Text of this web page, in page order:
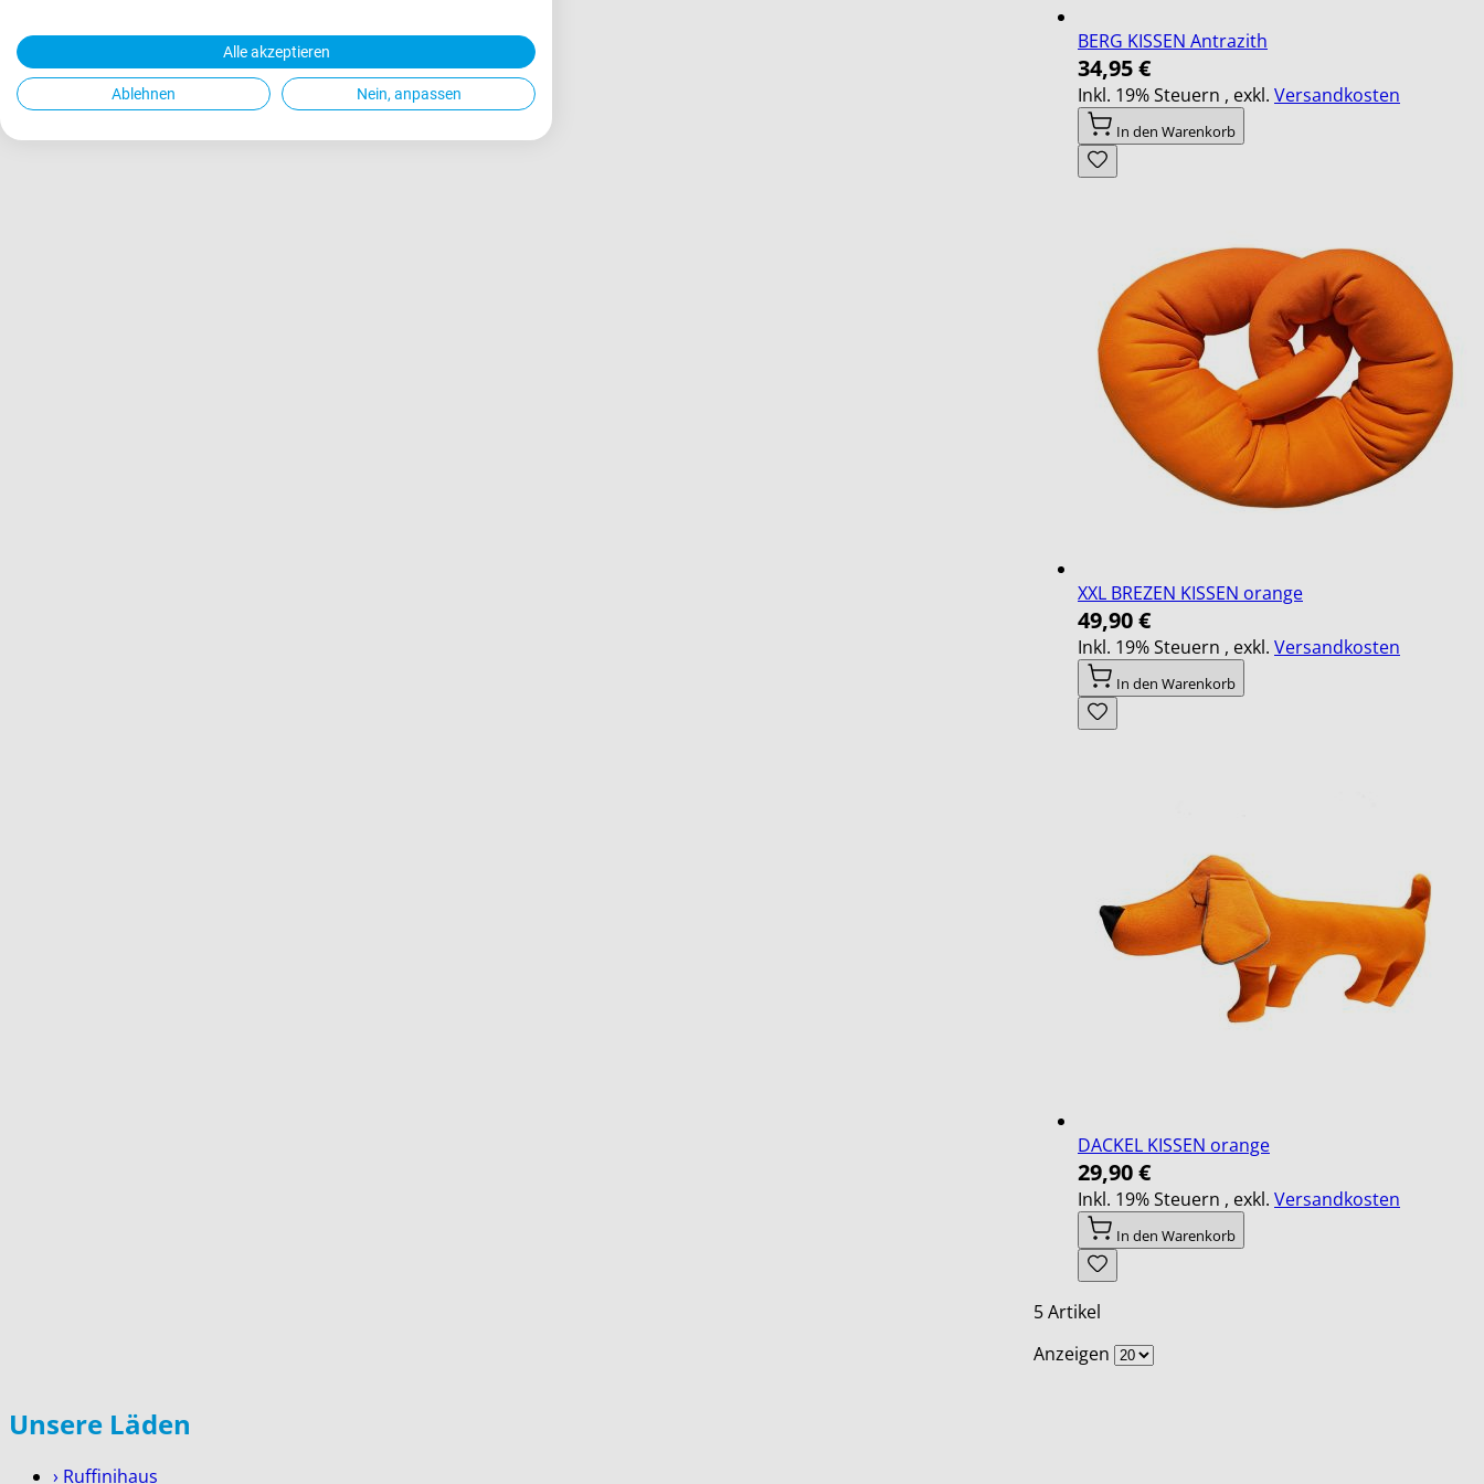
BERG KISSEN Antrazith
34,95 €
Inkl. 19% Steuern , exkl. Versandkosten
In den Warenkorb
XXL BREZEN KISSEN orange
49,90 €
Inkl. 19% Steuern , exkl. Versandkosten
In den Warenkorb
DACKEL KISSEN orange
29,90 €
Inkl. 19% Steuern , exkl. Versandkosten
In den Warenkorb
5Artikel
Anzeigen
Unsere Läden
› Ruffinihaus
Alle akzeptieren
Ablehnen Nein, anpassen